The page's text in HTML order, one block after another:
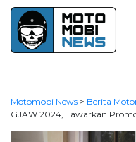
Motomobi News > Berita
GJAW 2024, Tawarkan